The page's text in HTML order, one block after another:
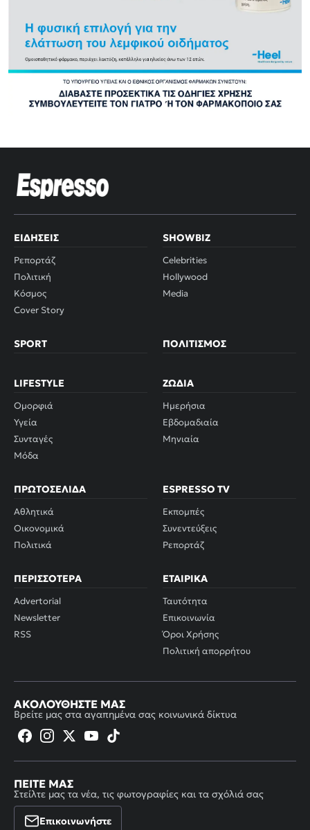
ΕΙΔΉΣΕΙΣ
Ρεπορτάζ
Πολιτική
Κόσμος
Cover Story
SHOWBIZ
Celebrities
Hollywood
Media
SPORT ΠΟΛΙΤΙΣΜΌΣ
LIFESTYLE
Ομορφιά
Υγεία
Συνταγές
Μόδα
ΖΏΔΙΑ
Ημερήσια
Εβδομαδιαία
Μηνιαία
ΠΡΩΤΟΣΈΛΙΔΑ
Αθλητικά
Οικονομικά
Πολιτικά
ESPRESSO TV
Εκπομπές
Συνεντεύξεις
Ρεπορτάζ
ΠΕΡΙΣΣΌΤΕΡΑ
Advertorial
Newsletter
RSS
ΕΤΑΙΡΙΚΆ
Ταυτότητα
Επικοινωνία
Όροι Χρήσης
Πολιτική απορρήτου
ΑΚΟΛΟΥΘΉΣΤΕ ΜΑΣ
Βρείτε μας στα αγαπημένα σας κοινωνικά δίκτυα
ΠΕΊΤΕ ΜΑΣ
Στείλτε μας τα νέα, τις φωτογραφίες και τα σχόλιά σας
Επικοινωνήστε